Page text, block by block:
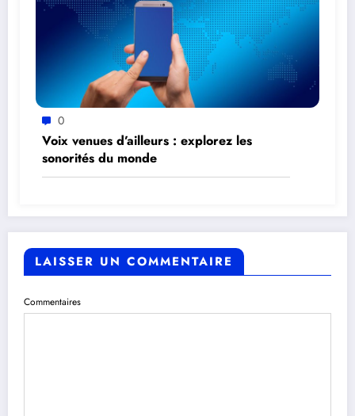
0
Voix venues d’ailleurs : explorez les
sonorités du monde
LAISSER UN COMMENTAIRE
Commentaires